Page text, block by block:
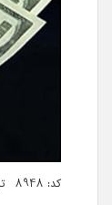
کد: 8948 تاریخ انتشار :۳۰ شهریور ۱۳۹۴ ساعت ۰۸:۲۹